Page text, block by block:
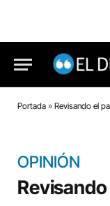
Portada » Revisando el
OPINIÓN